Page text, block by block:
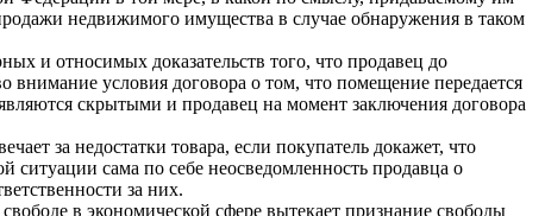
недвижимого имущества в случае обнаружения в таком
и относимых доказательств того, что продавец до
условия договора о том, что помещение передается
скрытыми и продавец на момент заключения договора
за недостатки товара, если покупатель докажет, что
сама по себе неосведомленность продавца о
за них.
в экономической сфере вытекает признание свободы